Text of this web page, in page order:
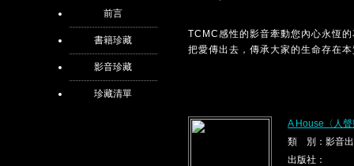
前言
書籍珍藏
影音珍藏
珍藏清單
TCMC感性的影音牽動您內心永恆
把愛傳出去，傳承大家的生命存在
A House〈人
類 別：影音
出版社：